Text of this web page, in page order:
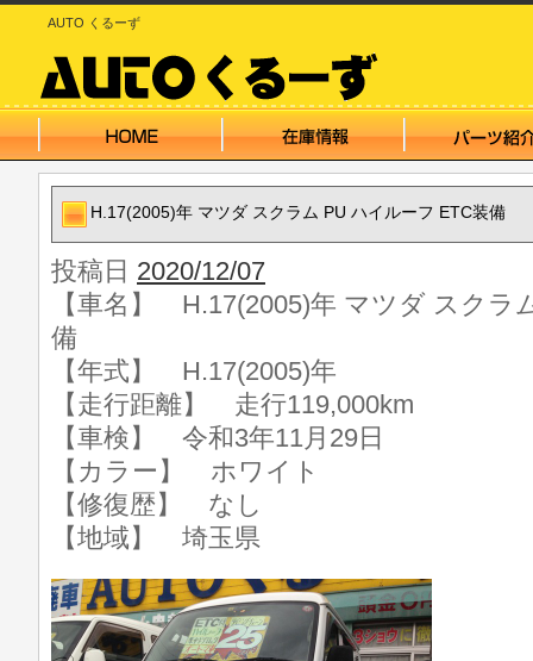
AUTO くるーず
H.17(2005)年 マツダ スクラム PU ハイルーフ ETC装備
投稿日 2020/12/07
【車名】 H.17(2005)年 マツダ スクラ
備
【年式】 H.17(2005)年
【走行距離】 走行119,000km
【車検】 令和3年11月29日
【カラー】 ホワイト
【修復歴】 なし
【地域】 埼玉県